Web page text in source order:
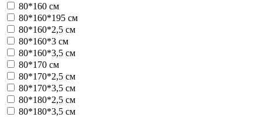
80*160 см
80*160*195 см
80*160*2,5 см
80*160*3 см
80*160*3,5 см
80*170 см
80*170*2,5 см
80*170*3,5 см
80*180*2,5 см
80*180*3,5 см